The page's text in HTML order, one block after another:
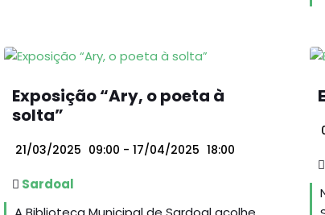
Exposição “Ary, o poeta à
solta”
21/03/2025 09:00 - 17/04/2025 18:00
Sardoal